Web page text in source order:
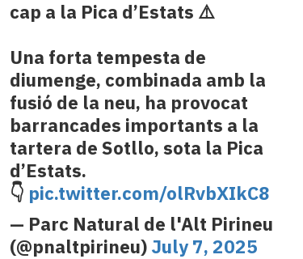
cap a la Pica d’Estats ⚠️
Una forta tempesta de
diumenge, combinada amb la
fusió de la neu, ha provocat
barrancades importants a la
tartera de Sotllo, sota la Pica
d’Estats.
👇 pic.twitter.com/olRvbXIkC8
— Parc Natural de l'Alt Pirineu
(@pnaltpirineu) July 7, 2025